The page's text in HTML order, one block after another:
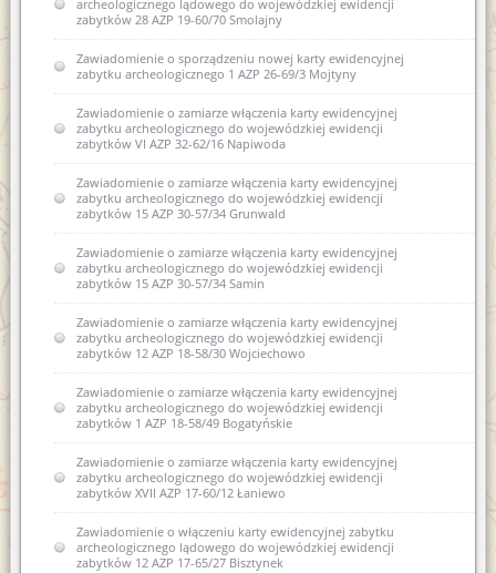
archeologicznego lądowego do wojewódzkiej ewidencji
zabytków 28 AZP 19-60/70 Smolajny
Zawiadomienie o sporządzeniu nowej karty ewidencyjnej
zabytku archeologicznego 1 AZP 26-69/3 Mojtyny
Zawiadomienie o zamiarze włączenia karty ewidencyjnej
zabytku archeologicznego do wojewódzkiej ewidencji
zabytków VI AZP 32-62/16 Napiwoda
Zawiadomienie o zamiarze włączenia karty ewidencyjnej
zabytku archeologicznego do wojewódzkiej ewidencji
zabytków 15 AZP 30-57/34 Grunwald
Zawiadomienie o zamiarze włączenia karty ewidencyjnej
zabytku archeologicznego do wojewódzkiej ewidencji
zabytków 15 AZP 30-57/34 Samin
Zawiadomienie o zamiarze włączenia karty ewidencyjnej
zabytku archeologicznego do wojewódzkiej ewidencji
zabytków 12 AZP 18-58/30 Wojciechowo
Zawiadomienie o zamiarze włączenia karty ewidencyjnej
zabytku archeologicznego do wojewódzkiej ewidencji
zabytków 1 AZP 18-58/49 Bogatyńskie
Zawiadomienie o zamiarze włączenia karty ewidencyjnej
zabytku archeologicznego do wojewódzkiej ewidencji
zabytków XVII AZP 17-60/12 Łaniewo
Zawiadomienie o włączeniu karty ewidencyjnej zabytku
archeologicznego lądowego do wojewódzkiej ewidencji
zabytków 12 AZP 17-65/27 Bisztynek